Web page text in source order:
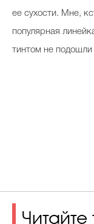
ее сухости. Мне,
популярная
тинтом не подошли
Читайте